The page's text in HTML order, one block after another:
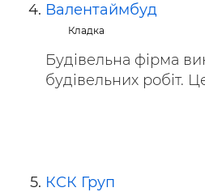
Валентаймбуд
Кладка
Будівельна фірма
будівельних робіт.
КСК Груп